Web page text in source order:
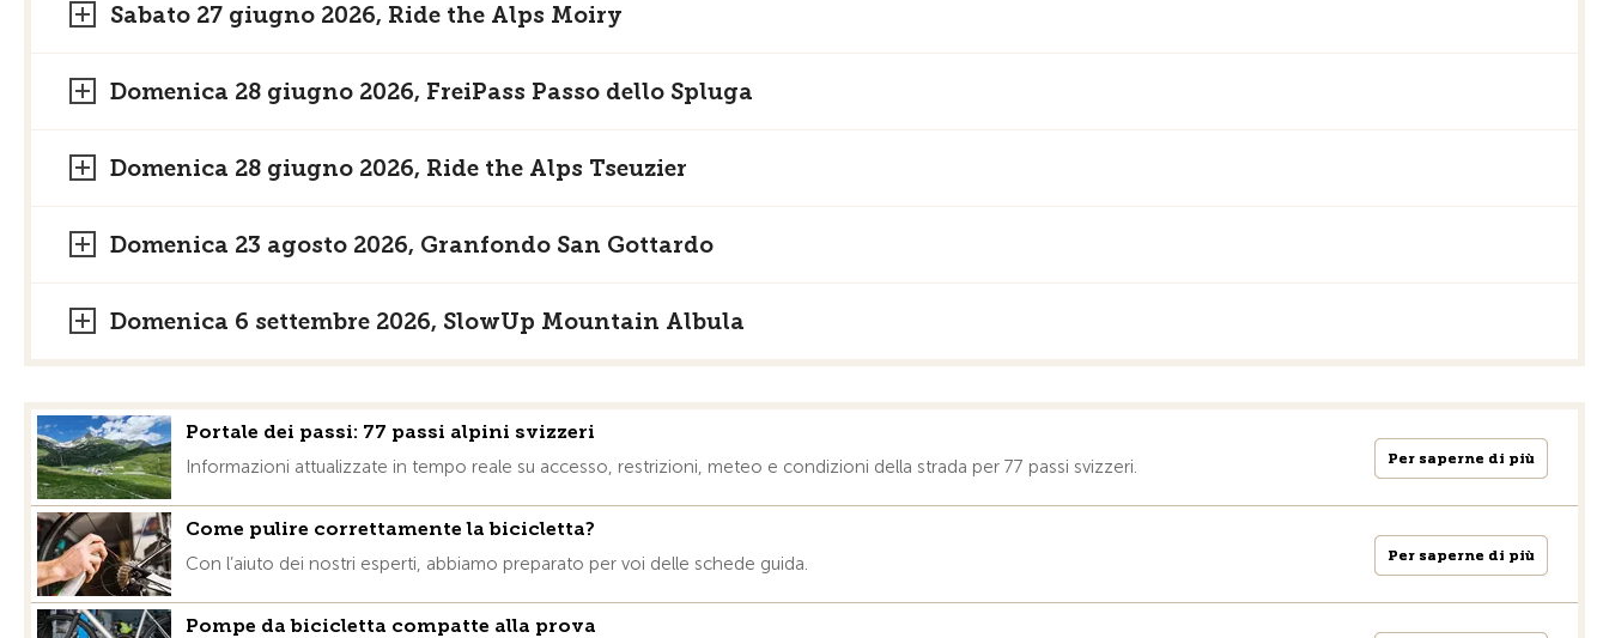
Sabato 27 giugno 2026, Ride the Alps Moiry
Domenica 28 giugno 2026, FreiPass Passo dello Spluga
Domenica 28 giugno 2026, Ride the Alps Tseuzier
Domenica 23 agosto 2026, Granfondo San Gottardo
Domenica 6 settembre 2026, SlowUp Mountain Albula
Portale dei passi: 77 passi alpini svizzeri
Informazioni attualizzate in tempo reale su accesso, restrizioni, meteo e condizioni della strada per 77 passi svizzeri. Per saperne di più
Per saperne di più
Come pulire correttamente la bicicletta?
Con l’aiuto dei nostri esperti, abbiamo preparato per voi delle schede guida. Per saperne di più
Per saperne di più
Pompe da bicicletta compatte alla prova